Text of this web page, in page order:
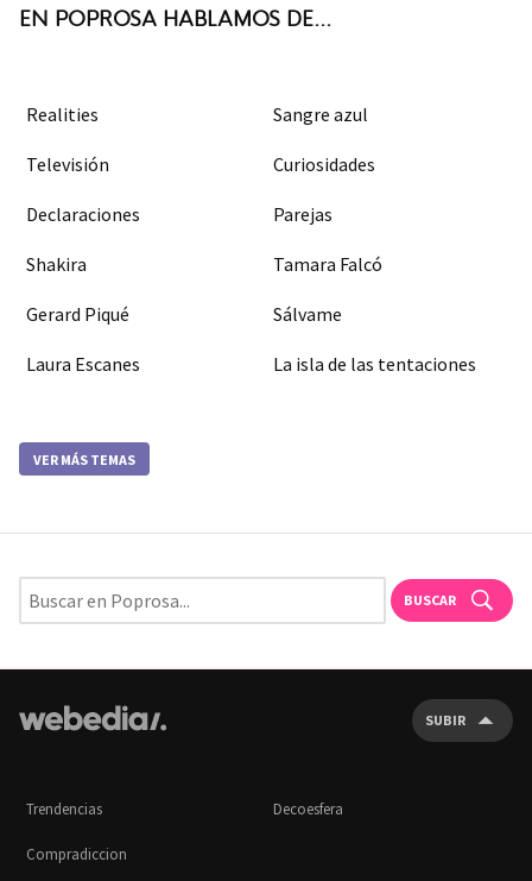
EN POPROSA HABLAMOS DE...
Realities Sangre azul
Televisión Curiosidades
Declaraciones Parejas
Shakira Tamara Falcó
Gerard Piqué Sálvame
Laura Escanes La isla de las tentaciones
VER MÁS TEMAS
BUSCAR
SUBIR
Trendencias Decoesfera
Compradiccion